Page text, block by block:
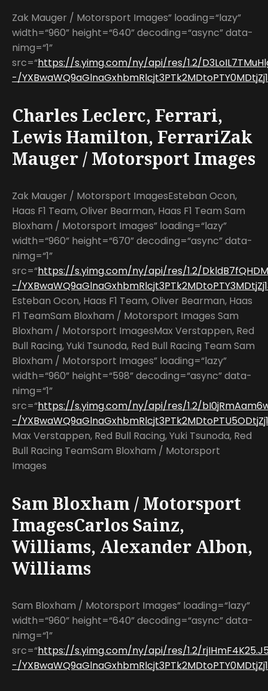
Zak Mauger / Motorsport Images” loading=“lazy”
width=“960” height=“640” decoding=“async” data-
nimg=“1”
src=“https://s.yimg.com/ny/api/res/1.2/
-/
Charles Leclerc, Ferrari,
Lewis Hamilton, FerrariZak
Mauger / Motorsport Images
Zak Mauger / Motorsport ImagesEsteban Ocon,
Haas F1 Team, Oliver Bearman, Haas F1 Team Sam
Bloxham / Motorsport Images” loading=“lazy”
width=“960” height=“670” decoding=“async” data-
nimg=“1”
src=“https://s.yimg.com/ny/api/res/1.2/
-/
Esteban Ocon, Haas F1 Team, Oliver Bearman, Haas
F1 TeamSam Bloxham / Motorsport Images Sam
Bloxham / Motorsport ImagesMax Verstappen, Red
Bull Racing, Yuki Tsunoda, Red Bull Racing Team Sam
Bloxham / Motorsport Images” loading=“lazy”
width=“960” height=“598” decoding=“async” data-
nimg=“1”
src=“https://s.yimg.com/ny/api/res/1.2/
-/
Max Verstappen, Red Bull Racing, Yuki Tsunoda, Red
Bull Racing TeamSam Bloxham / Motorsport
Images
Sam Bloxham / Motorsport
ImagesCarlos Sainz,
Williams, Alexander Albon,
Williams
Sam Bloxham / Motorsport Images” loading=“lazy”
width=“960” height=“640” decoding=“async” data-
nimg=“1”
src=“https://s.yimg.com/ny/api/res/1.2/
-/